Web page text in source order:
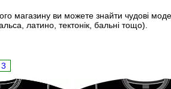
магазину ви можете знайти чудові
латино, тектонік, бальні тощо).
3